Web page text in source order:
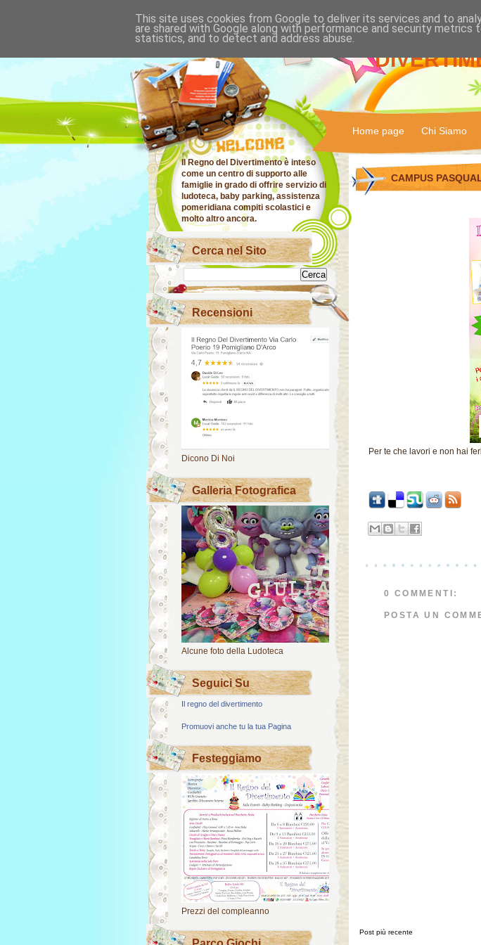
IL REGNO
Home page Chi Siamo
Il Regno del Divertimento è inteso
come un centro di supporto alle
famiglie in grado di offrire servizio di
ludoteca, baby parking, assistenza
pomeridiana compiti scolastici e
molto altro ancora.
Cerca nel Sito
Recensioni
Dicono Di Noi
Galleria Fotografica
Alcune foto della Ludoteca
Seguici Su
Il regno del divertimento
Promuovi anche tu la tua Pagina
Festeggiamo
Prezzi del compleanno
CAMPUS
Per te che lavori e non hai
0 COMMENTI:
POSTA UN
Post più recente
This site uses cookies from Google to deliver its services and to
are shared with Google along with performance and security metrics
statistics, and to detect and address abuse.